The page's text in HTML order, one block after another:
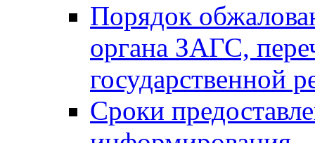
Порядок
органа ЗАГС,
государственной
Сроки